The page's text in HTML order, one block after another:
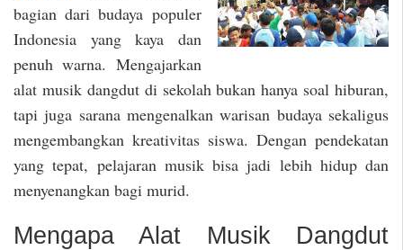
o
n
bagian dari budaya populer
Indonesia yang kaya dan
penuh warna. Mengajarkan
alat musik dangdut di sekolah bukan hanya soal hiburan,
tapi juga sarana mengenalkan warisan budaya sekaligus
mengembangkan kreativitas siswa. Dengan pendekatan
yang tepat, pelajaran musik bisa jadi lebih hidup dan
menyenangkan bagi murid.
Mengapa Alat Musik Dangdut